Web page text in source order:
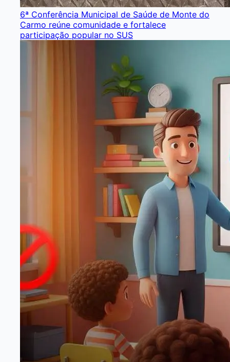
6ª Conferência Municipal de Saúde de Monte do
Carmo reúne comunidade e fortalece
participação popular no SUS